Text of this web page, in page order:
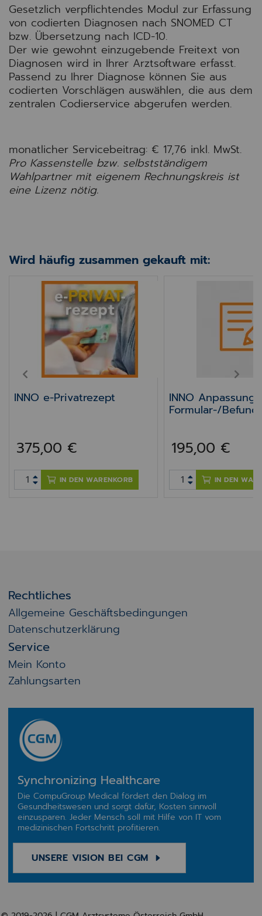
Gesetzlich verpflichtendes Modul zur Erfassung
von codierten Diagnosen nach SNOMED CT
bzw. Übersetzung nach ICD-10.
Der wie gewohnt einzugebende Freitext von
Diagnosen wird in Ihrer Arztsoftware erfasst.
Passend zu Ihrer Diagnose können Sie aus
codierten Vorschlägen auswählen, die aus dem
zentralen Codierservice abgerufen werden.
monatlicher Servicebeitrag: € 17,76 inkl. MwSt.
Pro Kassenstelle bzw. selbstständigem
Wahlpartner mit eigenem Rechnungskreis ist
eine Lizenz nötig.
Wird häufig zusammen gekauft mit:
INNO e-Privatrezept
INNO e-Privatrezept
375,00 €
IN DEN WARENKORB
INNO Anpassung
Formular-/
195,00 €
IN DEN
PREV NEXT
Rechtliches
Allgemeine Geschäftsbedingungen
Datenschutzerklärung
Service
Mein Konto
Zahlungsarten
Synchronizing Healthcare
Die CompuGroup Medical fördert den Dialog im
Gesundheitswesen und sorgt dafür, Kosten sinnvoll
einzusparen. Jeder Mensch soll mit Hilfe von IT vom
medizinischen Fortschritt profitieren.
UNSERE VISION BEI CGM